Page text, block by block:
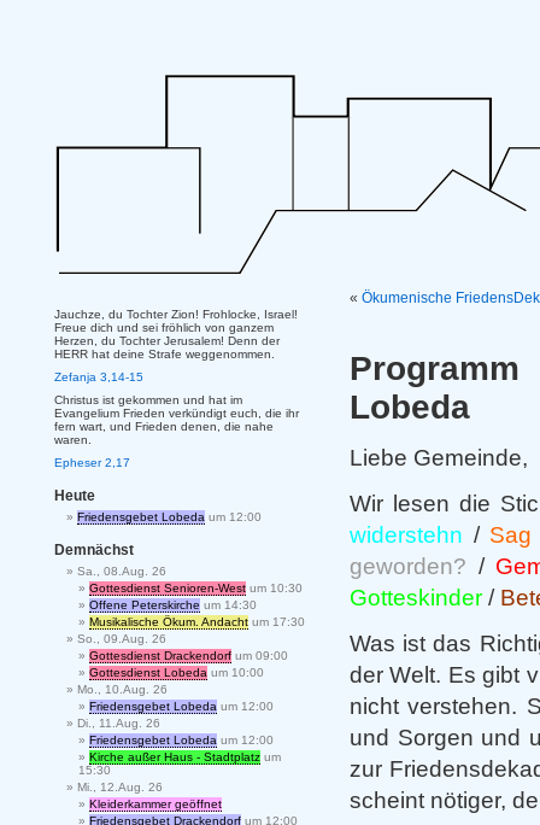
« Ökumenische
Lobeda
Liebe Gemeinde,
Wir lesen die
widerstehn / Sag
geworden? /
Gotteskinder /
Was ist das
der Welt. Es gibt
nicht verstehen.
und Sorgen und
zur
scheint nötiger,
Jauchze, du Tochter Zion! Frohlocke, Israel!
Freue dich und sei fröhlich von ganzem
Herzen, du Tochter Jerusalem! Denn der
HERR hat deine Strafe weggenommen.
Zefanja 3,14-15
Christus ist gekommen und hat im
Evangelium Frieden verkündigt euch, die ihr
fern wart, und Frieden denen, die nahe
waren.
Epheser 2,17
Heute
Friedensgebet Lobeda um 12:00
Demnächst
Sa., 08.Aug. 26
Gottesdienst Senioren-West um 10:30
Offene Peterskirche um 14:30
Musikalische Ökum. Andacht um 17:30
So., 09.Aug. 26
Gottesdienst Drackendorf um 09:00
Gottesdienst Lobeda um 10:00
Mo., 10.Aug. 26
Friedensgebet Lobeda um 12:00
Di., 11.Aug. 26
Friedensgebet Lobeda um 12:00
Kirche außer Haus - Stadtplatz um
15:30
Mi., 12.Aug. 26
Kleiderkammer geöffnet
Friedensgebet Drackendorf um 12:00